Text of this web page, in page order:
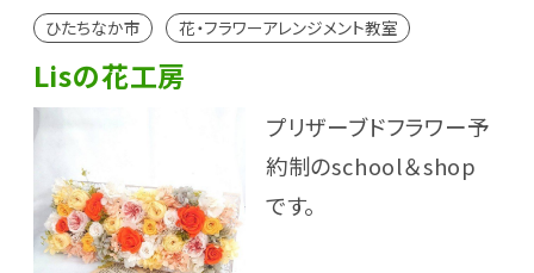
ひたちなか市 花・フラワーアレンジメント教室
Lisの花工房
プリザーブドフラワー予
約制のschool＆shop
です。